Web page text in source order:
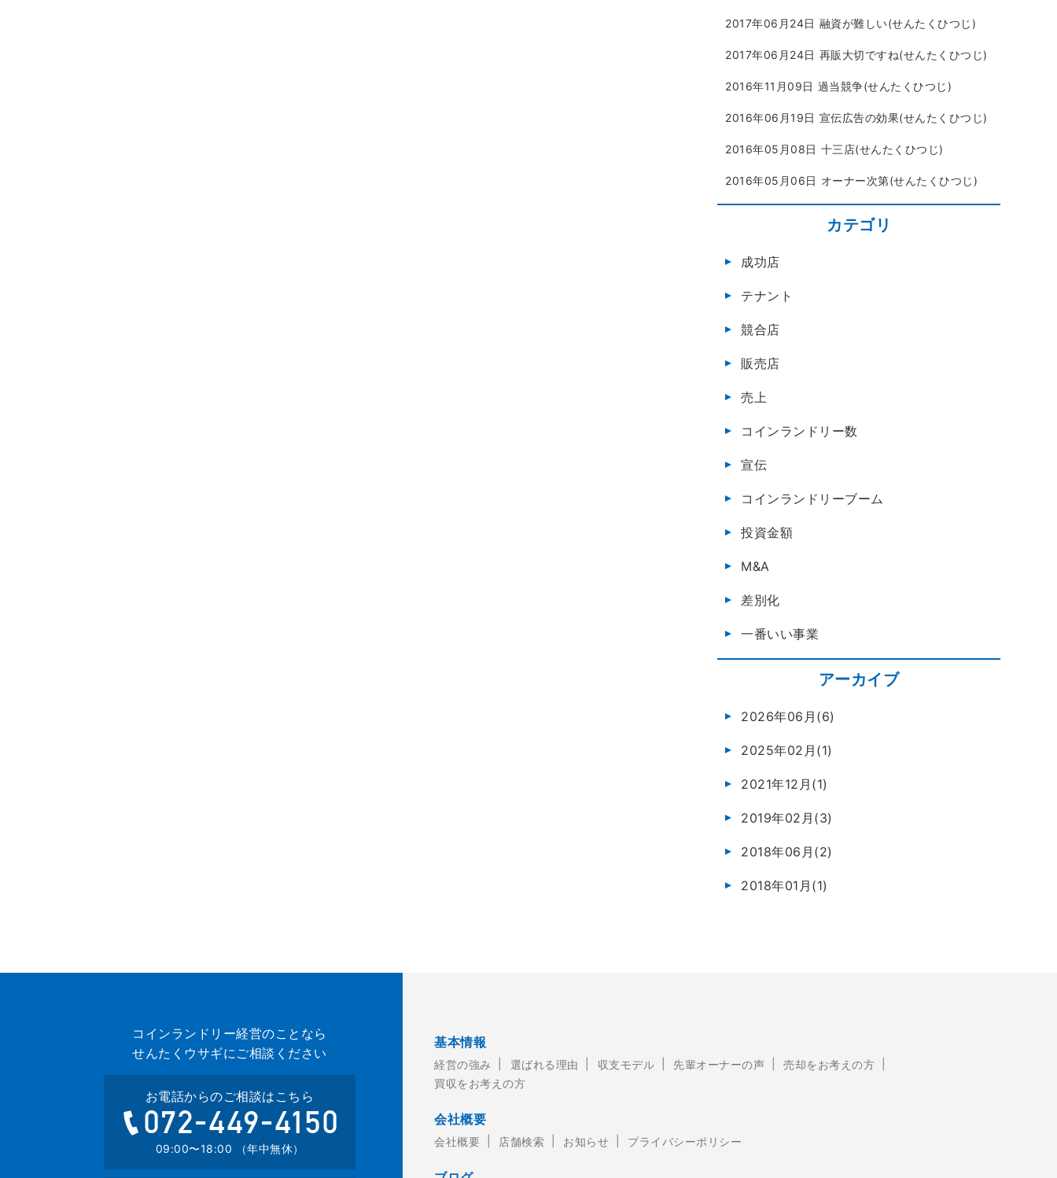
2017年06月24日 融資が難しい(せんたくひつじ)
2017年06月24日 再販大切ですね(せんたくひつじ)
2016年11月09日 過当競争(せんたくひつじ)
2016年06月19日 宣伝広告の効果(せんたくひつじ)
2016年05月08日 十三店(せんたくひつじ)
2016年05月06日 オーナー次第(せんたくひつじ)
カテゴリ
成功店
テナント
競合店
販売店
売上
コインランドリー数
宣伝
コインランドリーブーム
投資金額
M&A
差別化
一番いい事業
アーカイブ
2026年06月(6)
2025年02月(1)
2021年12月(1)
2019年02月(3)
2018年06月(2)
2018年01月(1)
コインランドリー経営のことなら
せんたくウサギにご相談ください
お電話からのご相談はこちら
09:00〜18:00 （年中無休）
基本情報
経営の強み 選ばれる理由 収支モデル 先輩オーナーの声
売却をお考えの方
買収をお考えの方
会社概要
会社概要 店舗検索 お知らせ プライバシーポリシー